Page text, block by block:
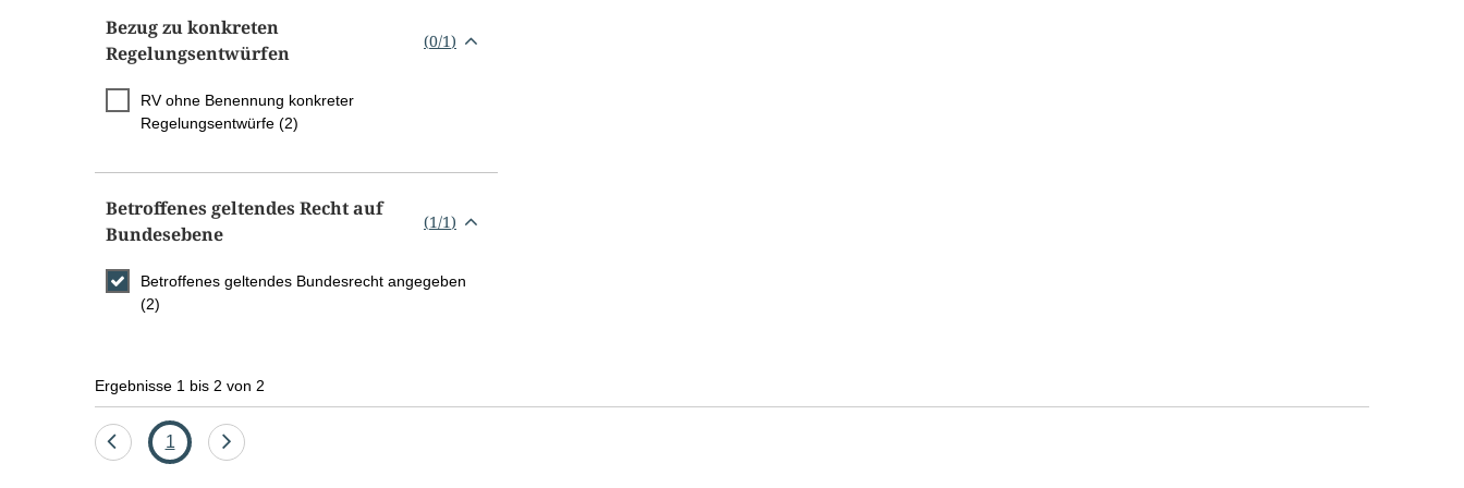
Bezug zu konkreten
Regelungsentwürfen
(0/1)
RV ohne Benennung konkreter
Regelungsentwürfe (2)
Betroffenes geltendes Recht auf
Bundesebene
(1/1)
Betroffenes geltendes Bundesrecht angegeben
(2)
Ergebnisse 1 bis 2 von 2
Eine
Seite
1
Eine